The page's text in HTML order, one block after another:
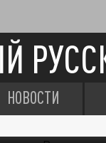
НОВОСТИ